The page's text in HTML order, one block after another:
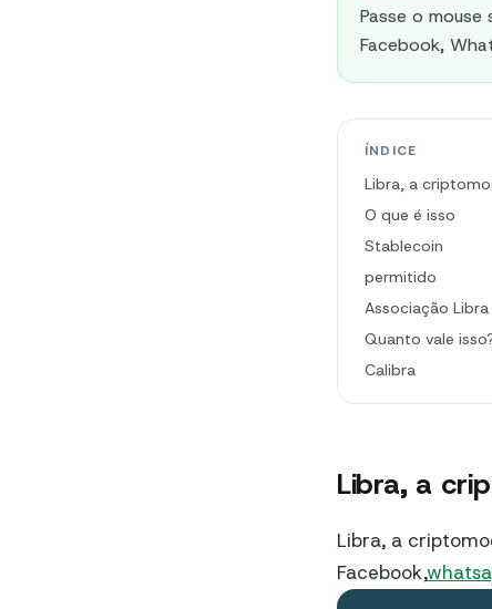
Passe o
Facebook,
ÍNDICE
Libra, a
O que é isso
Stablecoin
permitido
Associação Libra
Quanto vale
Calibra
Libra, a
Libra, a
Facebook,